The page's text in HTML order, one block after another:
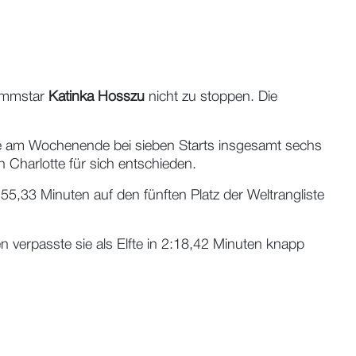
Katinka Hosszu nicht zu stoppen. Die
Wochenende bei sieben Starts insgesamt sechs
Charlotte für sich entschieden.
Minuten auf den fünften Platz der Weltrangliste
verpasste sie als Elfte in 2:18,42 Minuten knapp